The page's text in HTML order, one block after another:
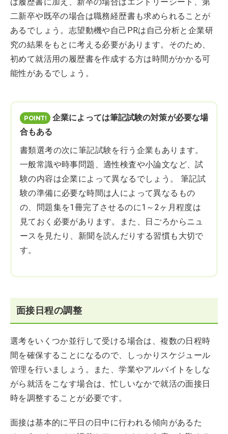
二新卒や既卒の場合は職務経歴書も求められることが
あるでしょう。志望動機や自己PRは自己分析と企業研
究の結果をもとに考える必要があります。そのため、
初めて就活用の履歴書を作成する方は時間がかかる可
能性があるでしょう。
企業によっては筆記試験の対策が必要な場
合もある
書類選考の次に筆記試験を行う企業もあります。
一般常識や時事問題、適性検査や小論文など、試
験の内容は企業によって異なるでしょう。 筆記試
験の準備に必要な時間は人によって異なるもの
の、問題集を1冊完了させるのに1～2ヶ月程度は
見ておく必要があります。また、日ごろからニュ
ースを見たり、新聞を読んだりする習慣も大切で
す。
面接日程の調整
選考をいくつか並行して受ける場合は、複数の日程時
間を確保することになるので、しっかりスケジュール
管理を行いましょう。また、学業やアルバイトをしな
がら就活をこなす場合は、忙しいなかで就活の面接日
時を調整することが必要です。
面接は基本的に平日の日中に行われる傾向があるた